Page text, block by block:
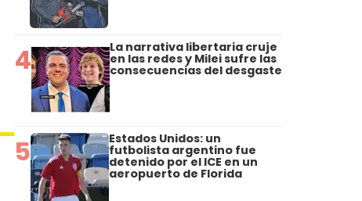
4 La narrativa libertaria cruje
en las redes y Milei sufre las
consecuencias del desgaste
5 Estados Unidos: un
futbolista argentino fue
detenido por el ICE en un
aeropuerto de Florida